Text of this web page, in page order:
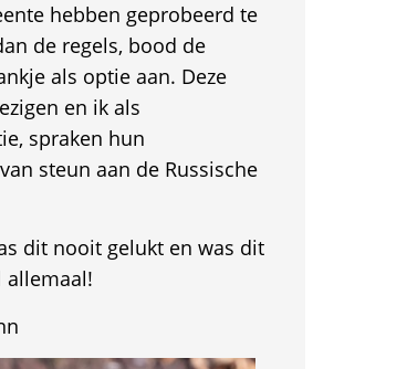
hebben geprobeerd te
de regels, bood de
als optie aan. Deze
en ik als
spraken hun
steun aan de Russische
dit nooit gelukt en was dit
allemaal!